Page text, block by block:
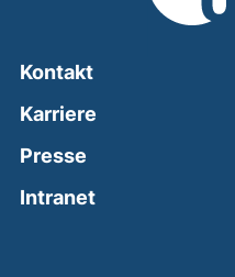
Kontakt
Karriere
Presse
Intranet(external link,